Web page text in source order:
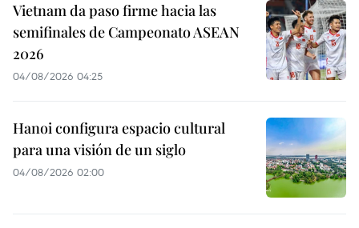
Vietnam da paso firme hacia las
semifinales de Campeonato ASEAN
2026
04/08/2026 04:25
Hanoi configura espacio cultural
para una visión de un siglo
04/08/2026 02:00